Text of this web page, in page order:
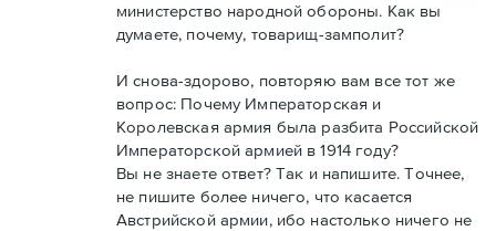
министерство народной обороны. Как вы
думаете, почему, товарищ-замполит?
И снова-здорово, повторяю вам все тот же
вопрос: Почему Императорская и
Королевская армия была разбита Российской
Императорской армией в 1914 году?
Вы не знаете ответ? Так и напишите. Точнее,
не пишите более ничего, что касается
Австрийской армии, ибо настолько ничего не